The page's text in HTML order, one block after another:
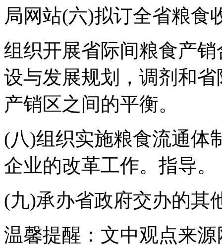
局网站(六)拟订全省粮食
组织开展省际间粮食产
设与发展规划，调剂和
产销区之间的平衡。
(八)组织实施粮食流通体
企业的改革工作。指导。
(九)承办省政府交办的其
温馨提醒 ：文中观点来